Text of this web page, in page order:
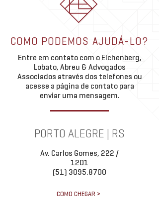
relevantes e ao uso dos
instrumentos Fato Relevante
nº 01/2025, que pretende
reformar a Resolução CVM nº 44,
PORTO ALEGRE | RS
Av. Carlos Gomes, 222 /
1201
(51) 3095.8700
COMO CHEGAR >
COMO PODEMOS AJUDÁ-LO?
Entre em contato com o Eichenberg,
Lobato, Abreu & Advogados
Associados através dos telefones ou
acesse a página de contato para
enviar uma mensagem.